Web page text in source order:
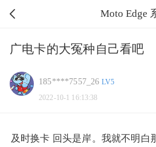
Moto Edge
广电卡的大冤种自己看吧
185****7557_26 LV5
2022-10-1 16:13:38
及时换卡 回头是岸。我就不明白